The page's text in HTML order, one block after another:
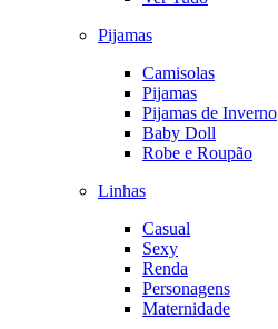
Pijamas
Camisolas
Pijamas
Pijamas de Inverno
Baby Doll
Robe e Roupão
Linhas
Casual
Sexy
Renda
Personagens
Maternidade